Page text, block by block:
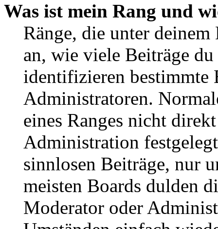
Was ist mein Rang und
Ränge, die unter deinem
an, wie viele Beiträge
identifizieren bestimmte
Administratoren.
eines Ranges nicht
Administration
sinnlosen Beiträge, nur
meisten Boards dulden
Moderator oder